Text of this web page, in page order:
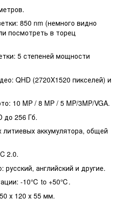
850 nm (немного видно
посмотреть в торец
5 степеней мощности
QHD (2720X1520 пикселей) и
10 MP / 8 MP / 5 MP/3MP/VGA.
до 256 Гб.
аккумулятора, общей
2.0.
английский и другие.
-10℃ to +50℃.
х 120 х 55 мм.